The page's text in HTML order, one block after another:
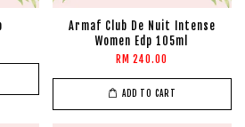
Armaf Club De Nuit Intense
Women Edp 105ml
RM 240.00
ADD TO CART